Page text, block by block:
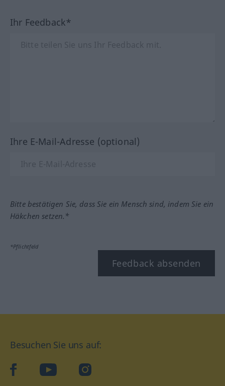
Ihr Feedback*
Ihre E-Mail-Adresse (optional)
Bitte bestätigen Sie, dass Sie ein Mensch sind, indem Sie ein
Häkchen setzen.*
*Pflichtfeld
Feedback absenden
Besuchen Sie uns auf:
facebookYouTube Instagram